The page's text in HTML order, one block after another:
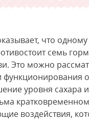
что
семь
Это можно
уровня сахара
воздействия,